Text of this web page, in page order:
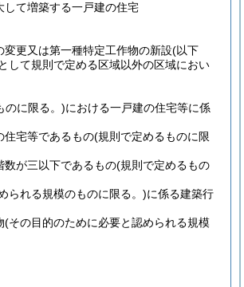
て増築する一戸建の住宅
更又は第一種特定工作物の新設(以下
して規則で定める区域以外の区域におい
のに限る。)における一戸建の住宅等に係
住宅等であるもの(規則で定めるものに限
数が三以下であるもの(規則で定めるもの
られる規模のものに限る。)に係る建築行
(その目的のために必要と認められる規模